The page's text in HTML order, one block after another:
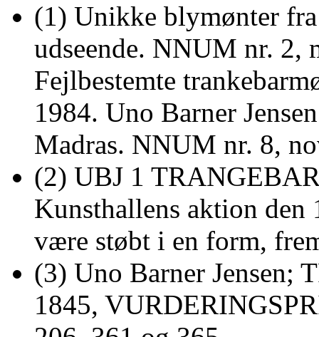
(1) Unikke blymønter
udseende. NNUM nr. 2,
Fejlbestemte
1984. Uno Barner
Madras. NNUM nr. 8,
(2) UBJ 1
Kunsthallens aktion den
være støbt i en form,
(3) Uno Barner
1845,